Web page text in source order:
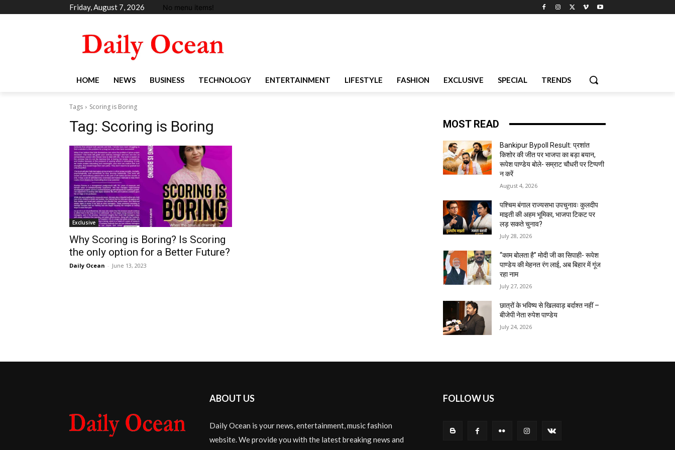
Friday, August 7, 2026 No menu items!
HOME NEWS BUSINESS TECHNOLOGY ENTERTAINMENT LIFESTYLE FASHION EXCLUSIVE SPECIAL TRENDS
Tags Scoring is Boring
Tag: Scoring is Boring
Exclusive
Why Scoring is Boring? Is Scoring
the only option for a Better Future?
Daily Ocean - June 13, 2023
MOST READ
Bankipur Bypoll Result: प्रशांत
किशोर की जीत पर भाजपा का बड़ा बयान,
रूपेश पाण्डेय बोले- सम्राट चौधरी पर टिप्पणी
न करें
August 4, 2026
पश्चिम बंगाल राज्यसभा उपचुनावः कुलदीप
माइती की अहम भूमिका, भाजपा टिकट पर
लड़ सकते चुनाव?
July 28, 2026
“काम बोलता है” मोदी जी का सिपाही- रूपेश
पाण्डेय की मेहनत रंग लाई, अब बिहार में गूंज
रहा नाम
July 27, 2026
छात्रों के भविष्य से खिलवाड़ बर्दाश्त नहीं –
बीजेपी नेता रुपेश पाण्डेय
July 24, 2026
ABOUT US
Daily Ocean is your news, entertainment, music fashion
website. We provide you with the latest breaking news and
FOLLOW US